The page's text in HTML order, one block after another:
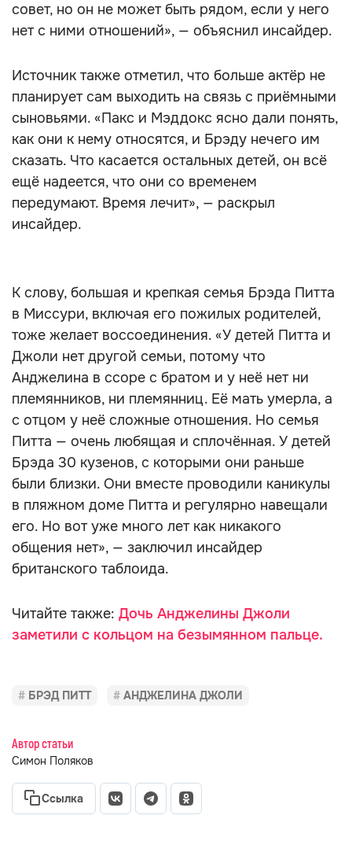
совет, но он не может быть рядом, если у него
нет с ними отношений», — объяснил инсайдер.
Источник также отметил, что больше актёр не
планирует сам выходить на связь с приёмными
сыновьями. «Пакс и Мэддокс ясно дали понять,
как они к нему относятся, и Брэду нечего им
сказать. Что касается остальных детей, он всё
ещё надеется, что они со временем
передумают. Время лечит», — раскрыл
инсайдер.
К слову, большая и крепкая семья Брэда Питта
в Миссури, включая его пожилых родителей,
тоже желает воссоединения. «У детей Питта и
Джоли нет другой семьи, потому что
Анджелина в ссоре с братом и у неё нет ни
племянников, ни племянниц. Её мать умерла, а
с отцом у неё сложные отношения. Но семья
Питта — очень любящая и сплочённая. У детей
Брэда 30 кузенов, с которыми они раньше
были близки. Они вместе проводили каникулы
в пляжном доме Питта и регулярно навещали
его. Но вот уже много лет как никакого
общения нет», — заключил инсайдер
британского таблоида.
Читайте также: Дочь Анджелины Джоли
заметили с кольцом на безымянном пальце.
БРЭД ПИТТ АНДЖЕЛИНА ДЖОЛИ
Автор статьи
Симон Поляков
Ссылка